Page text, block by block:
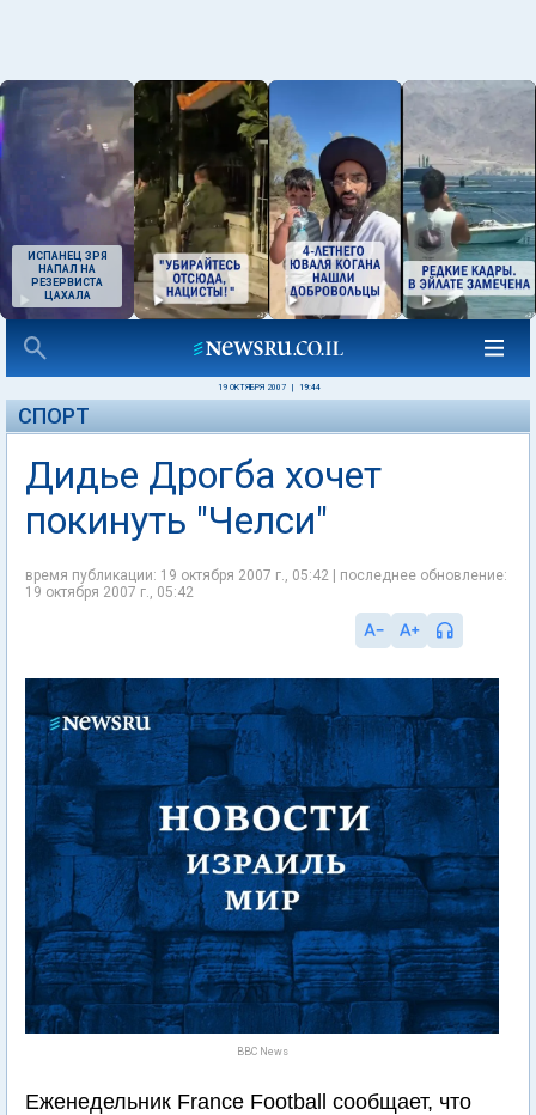
ИСПАНЕЦ ЗРЯ
НАПАЛ НА
РЕЗЕРВИСТА
ЦАХАЛА
19 ОКТЯБРЯ 2007 19:44
СПОРТ
Дидье Дрогба хочет
покинуть "Челси"
время публикации: 19 октября 2007 г., 05:42 | последнее обновление:
19 октября 2007 г., 05:42
BBC News
Еженедельник France Football сообщает, что